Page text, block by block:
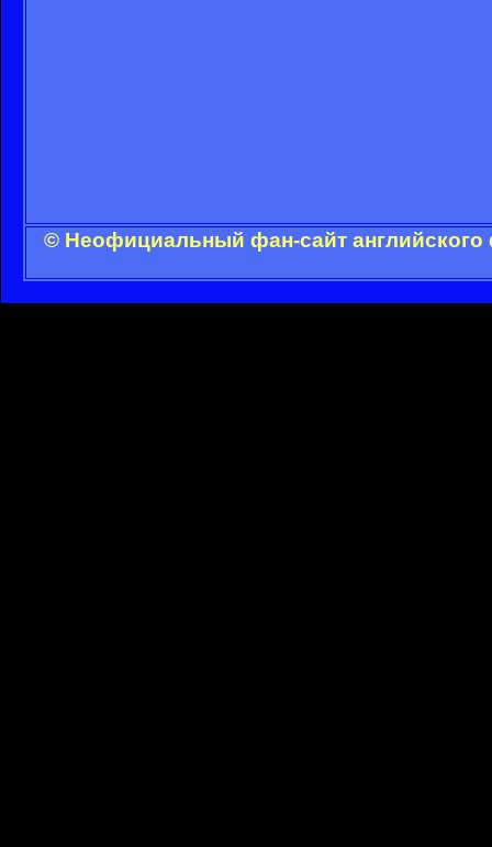
© Неофициальный фан-сайт английского